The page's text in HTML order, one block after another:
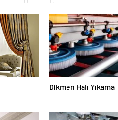
Dikmen Halı Yıkama